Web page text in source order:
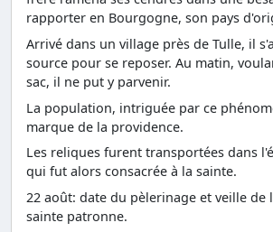
rapporter en Bourgogne, son pays
Arrivé dans un village près de Tulle, il
source pour se reposer. Au matin,
sac, il ne put y parvenir.
La population, intriguée par ce
marque de la providence.
Les reliques furent transportées dans
qui fut alors consacrée à la sainte.
22 août: date du pèlerinage et veille de
sainte patronne.